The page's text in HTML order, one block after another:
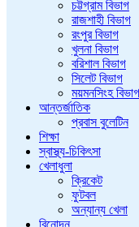
চট্টগ্রাম বিভাগ
রাজশাহী বিভাগ
রংপুর বিভাগ
খুলনা বিভাগ
বরিশাল বিভাগ
সিলেট বিভাগ
ময়মনসিংহ বিভাগ
আন্তর্জাতিক
প্রবাস বুলেটিন
শিক্ষা
স্বাস্থ্য-চিকিৎসা
খেলাধুলা
ক্রিকেট
ফুটবল
অন্যান্য খেলা
বিনোদন